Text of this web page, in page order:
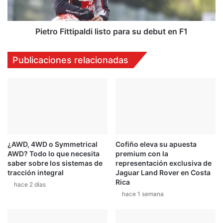
Pietro Fittipaldi listo para su debut en F1
Publicaciones relacionadas
¿AWD, 4WD o Symmetrical
AWD? Todo lo que necesita
saber sobre los sistemas de
tracción integral
hace 2 días
Cofiño eleva su apuesta
premium con la
representación exclusiva de
Jaguar Land Rover en Costa
Rica
hace 1 semana